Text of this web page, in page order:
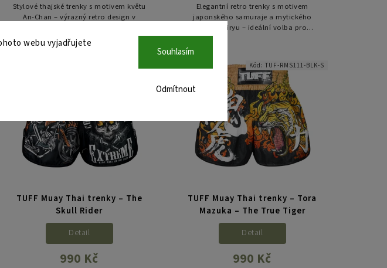
webu vyjadřujete
Odmítnout
Souhlasím
Stylové thajské trenky s motivem květu
An-Chan – výrazný retro design v
tréninkový styl.
Elegantní retro trenky s motivem
japonského samuraje a mytického
draka Seiryu – ideální volba pro
bojovníky, kteří oceňují sílu i klid.
TUFF Muay Thai trenky – The
Skull Rider
990 Kč
Detail
TUFF Muay Thai trenky – Tora
Mazuka – The True Tiger
990 Kč
Detail
Kód:TUF-RMS111-BLK-S